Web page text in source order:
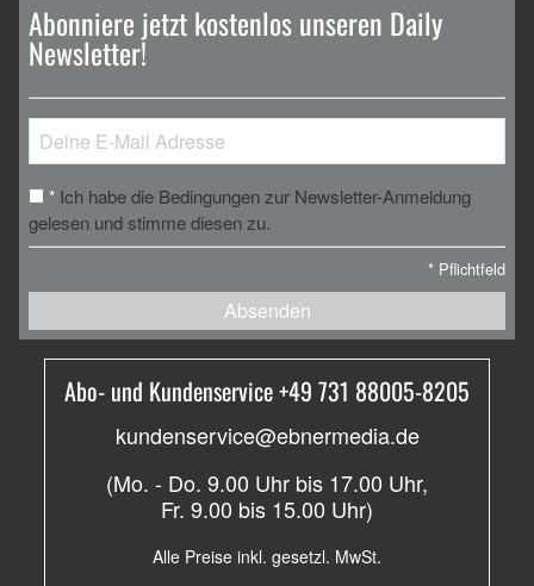
Abonniere jetzt kostenlos unseren Daily
Newsletter!
* Ich habe die Bedingungen zur Newsletter-Anmeldung
gelesen und stimme diesen zu.
* Pflichtfeld
Absenden
Abo- und Kundenservice +49 731 88005-8205
kundenservice@ebnermedia.de
(Mo. - Do. 9.00 Uhr bis 17.00 Uhr,
Fr. 9.00 bis 15.00 Uhr)
Alle Preise inkl. gesetzl. MwSt.